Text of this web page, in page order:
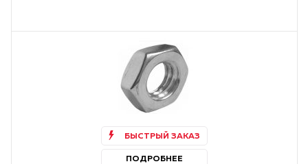
БЫСТРЫЙ ЗАКАЗ
ПОДРОБНЕЕ